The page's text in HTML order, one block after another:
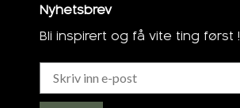
Nyhetsbrev
Bli inspirert og få vite ting først !